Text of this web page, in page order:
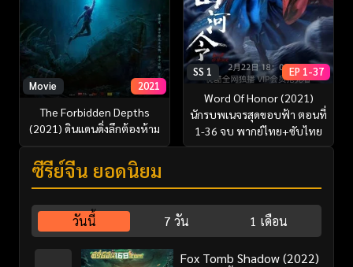
Movie 2021
The Forbidden Depths
(2021) ดินแดนดิ่งลึกต้องห้าม
SS 1 EP 1-37
Word Of Honor (2021)
นักรบพเนจรสุดขอบฟ้า ตอนที่
1-36 จบ พากย์ไทย+ซับไทย
ซีรี่ย์จีน ยอดนิยม
วันนี้ 7 วัน 1 เดือน
Fox Tomb Shadow (2022)